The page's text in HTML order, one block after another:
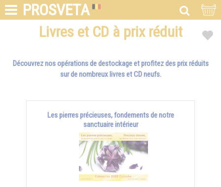
PROSVETA
Livres et CD à prix réduit
Découvrez nos opérations de destockage et profitez des prix réduits
sur de nombreux livres et CD neufs.
Les pierres précieuses, fondements de notre
sanctuaire intérieur